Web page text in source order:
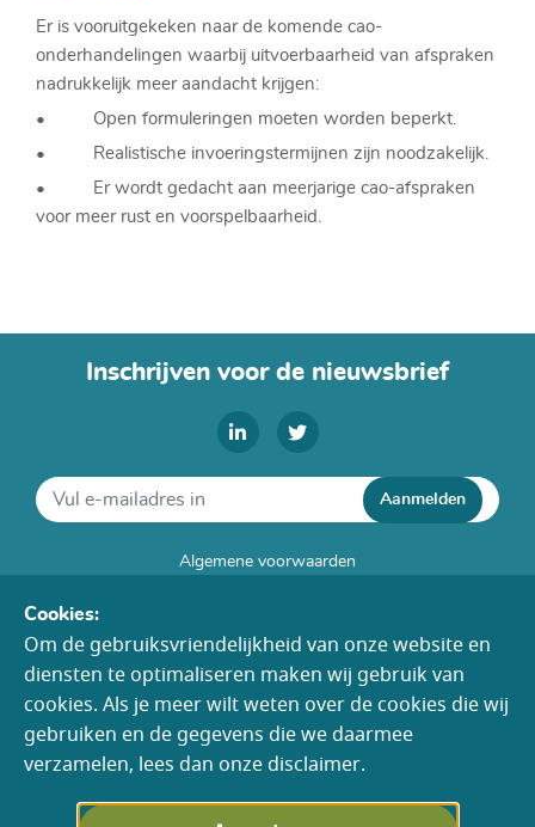
Er is vooruitgekeken naar de komende cao-
onderhandelingen waarbij uitvoerbaarheid van afspraken
nadrukkelijk meer aandacht krijgen:
• Open formuleringen moeten worden beperkt.
• Realistische invoeringstermijnen zijn noodzakelijk.
• Er wordt gedacht aan meerjarige cao-afspraken
voor meer rust en voorspelbaarheid.
Contactgegevens
info@vwvw.nl
Inschrijven voor de nieuwsbrief
Aanmelden
Algemene voorwaarden
Colofon
Toegankelijkheid
Cookies:
Om de gebruiksvriendelijkheid van onze website en
diensten te optimaliseren maken wij gebruik van
cookies. Als je meer wilt weten over de cookies die wij
gebruiken en de gegevens die we daarmee
verzamelen, lees dan onze disclaimer.